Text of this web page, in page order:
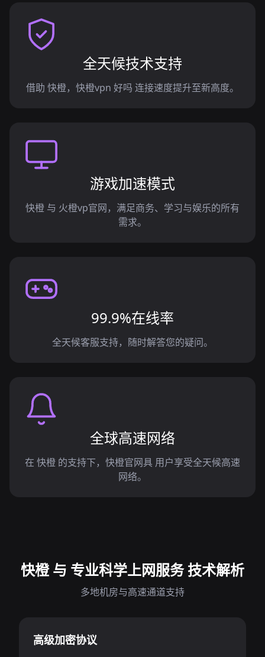
全天候技术支持
借助 快橙，快橙vpn 好吗 连接速度提升至新高度。
游戏加速模式
快橙 与 火橙vp官网，满足商务、学习与娱乐的所有
需求。
99.9%在线率
全天候客服支持，随时解答您的疑问。
全球高速网络
在 快橙 的支持下，快橙官网具 用户享受全天候高速
网络。
快橙 与 专业科学上网服务 技术解析
多地机房与高速通道支持
高级加密协议